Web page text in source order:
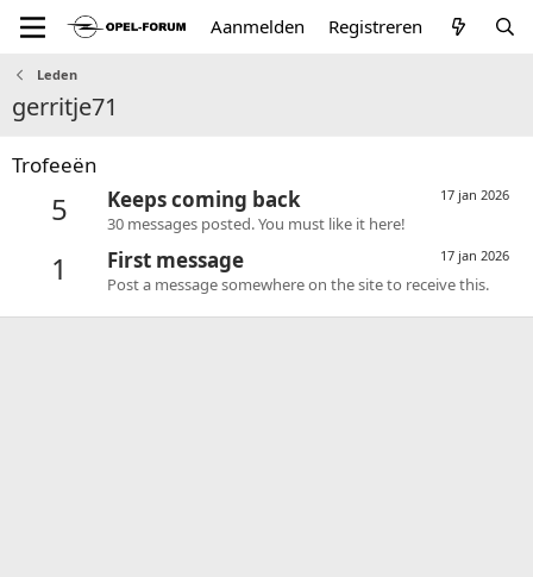
Aanmelden Registreren
Leden
gerritje71
Trofeeën
5 17 jan 2026
Keeps coming back
30 messages posted. You must like it here!
1 17 jan 2026
First message
Post a message somewhere on the site to receive this.